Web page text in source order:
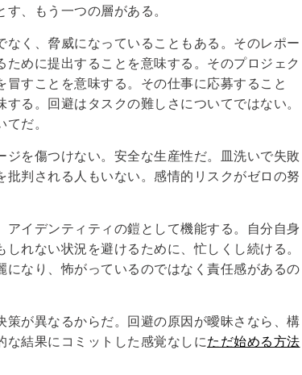
、もう一つの層がある。
く、脅威になっていることもある。そのレポー
ために提出することを意味する。そのプロジェク
冒すことを意味する。その仕事に応募すること
る。回避はタスクの難しさについてではない。
だ。
を傷つけない。安全な生産性だ。皿洗いで失敗
判される人もいない。感情的リスクがゼロの努
イデンティティの鎧として機能する。自分自身
れない状況を避けるために、忙しくし続ける。
なり、怖がっているのではなく責任感があるの
が異なるからだ。回避の原因が曖昧さなら、構
結果にコミットした感覚なしにただ始める方法